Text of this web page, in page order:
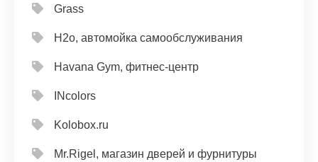
Grass
H2o, автомойка самообслуживания
Havana Gym, фитнес-центр
INcolors
Kolobox.ru
Mr.Rigel, магазин дверей и фурнитуры